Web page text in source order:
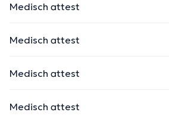
Medisch attest
Medisch attest
Medisch attest
Medisch attest